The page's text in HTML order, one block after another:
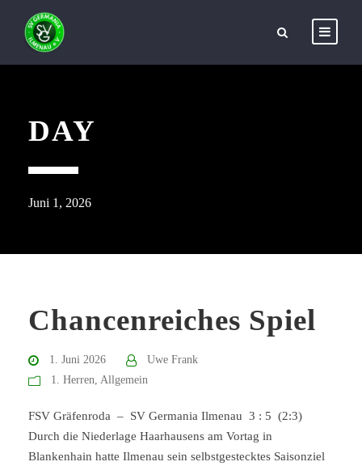
DAY
Juni 1, 2026
Chancenreiches Spiel
1. Juni 2026
Uwe Frank
1. Herren, Allgemein
FSV Gräfenroda – SV Germania Ilmenau 3 : 5 (2:3)
Durch die Niederlage Haarhausens am Vortag in
Blankenhain hatte Ilmenau sein selbstgestecktes Saisonziel